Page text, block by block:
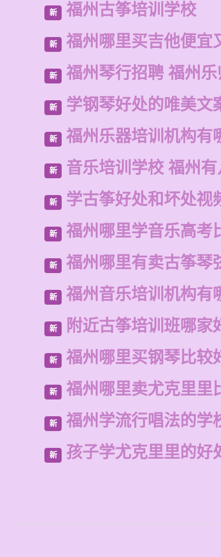
新 福州古筝培训学校
新 福州哪里买吉他便宜
新 福州琴行招聘 福州乐
新 学钢琴好处的唯美文
新 福州乐器培训机构有
新 音乐培训学校 福州
新 学古筝好处和坏处视
新 福州哪里学音乐高考
新 福州哪里有卖古筝琴
新 福州音乐培训机构有
新 附近古筝培训班哪家
新 福州哪里买钢琴比较
新 福州哪里卖尤克里里
新 福州学流行唱法的学
新 孩子学尤克里里的好